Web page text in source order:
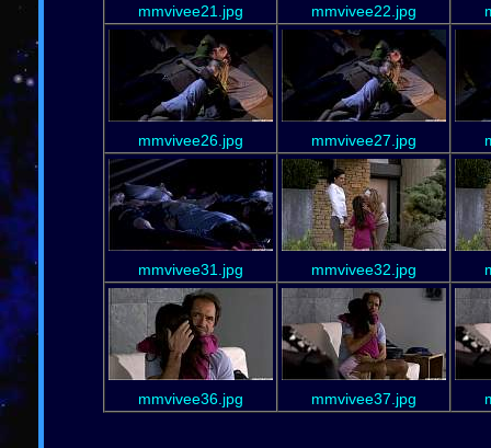
mmvivee21.jpg mmvivee22.jpg
mmvivee26.jpg mmvivee27.jpg
mmvivee31.jpg mmvivee32.jpg
mmvivee36.jpg mmvivee37.jpg